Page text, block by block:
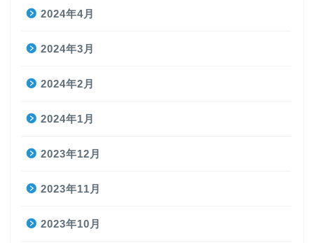
2024年4月
2024年3月
2024年2月
2024年1月
2023年12月
2023年11月
2023年10月